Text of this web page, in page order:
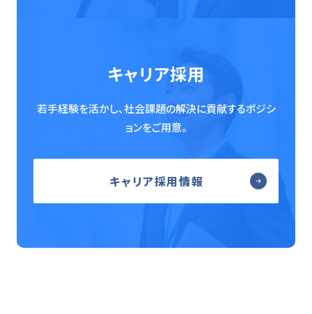
キャリア採用
若手経験を活かし、社会課題の解決に貢献するポジシ
ョンをご用意。
キャリア採用情報